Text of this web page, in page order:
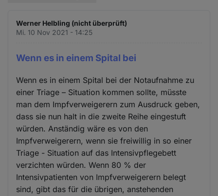
Werner Helbling (nicht überprüft)
Mi. 10 Nov 2021 - 14:25
Wenn es in einem Spital bei
Wenn es in einem Spital bei der Notaufnahme zu
einer Triage – Situation kommen sollte, müsste
man dem Impfverweigerern zum Ausdruck geben,
dass sie nun halt in die zweite Reihe eingestuft
würden. Anständig wäre es von den
Impfverweigerern, wenn sie freiwillig in so einer
Triage - Situation auf das Intensivpflegebett
verzichten würden. Wenn 80 % der
Intensivpatienten von Impfverweigerern belegt
sind, gibt das für die übrigen, anstehenden